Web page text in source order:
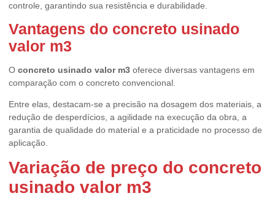
controle, garantindo sua resistência e durabilidade.
Vantagens do concreto usinado
valor m3
O concreto usinado valor m3 oferece diversas vantagens em
comparação com o concreto convencional.
Entre elas, destacam-se a precisão na dosagem dos materiais, a
redução de desperdícios, a agilidade na execução da obra, a
garantia de qualidade do material e a praticidade no processo de
aplicação.
Variação de preço do concreto
usinado valor m3